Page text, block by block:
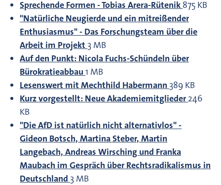
Sprechende Formen - Tobias Arera-Rütenik 875 KB
"Natürliche Neugierde und ein mitreißender
Enthusiasmus" - Das Forschungsteam über die
Arbeit im Projekt 3 MB
Auf den Punkt: Nicola Fuchs-Schündeln über
Bürokratieabbau1 MB
Lesenswert mit Mechthild Habermann 389 KB
Kurz vorgestellt: Neue Akademiemitglieder 246
KB
"Die AfD ist natürlich nicht alternativlos" -
Gideon Botsch, Martina Steber, Martin
Langebach, Andreas Wirsching und Franka
Maubach im Gespräch über Rechtsradikalismus in
Deutschland 3 MB